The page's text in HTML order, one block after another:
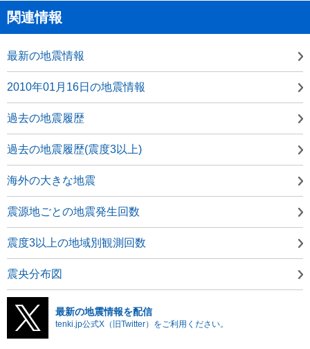
関連情報
最新の地震情報
2010年01月16日の地震情報
過去の地震履歴
過去の地震履歴(震度3以上)
海外の大きな地震
震源地ごとの地震発生回数
震度3以上の地域別観測回数
震央分布図
最新の地震情報を配信
tenki.jp公式X（旧Twitter）をご利用ください。